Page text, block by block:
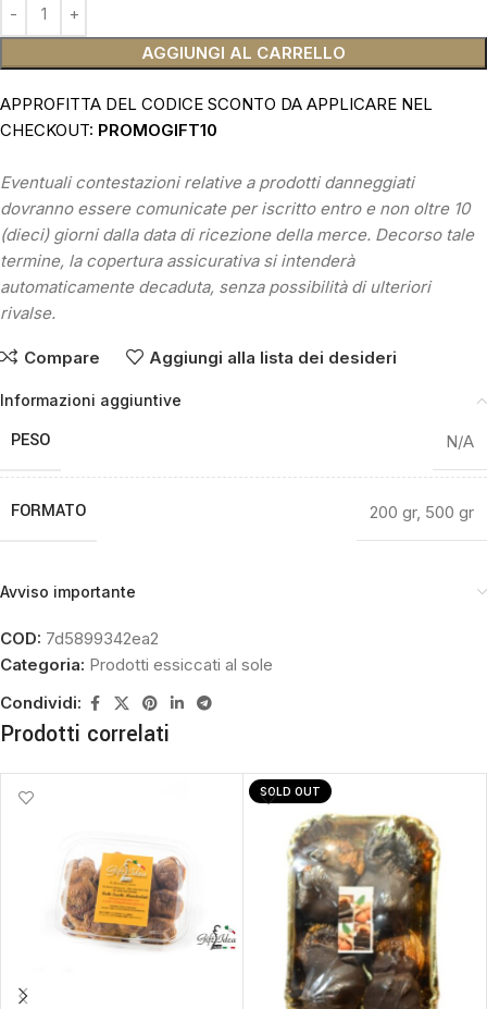
AGGIUNGI AL CARRELLO
APPROFITTA DEL CODICE SCONTO DA APPLICARE NEL
CHECKOUT: PROMOGIFT10
Eventuali contestazioni relative a prodotti danneggiati
dovranno essere comunicate per iscritto entro e non oltre 10
(dieci) giorni dalla data di ricezione della merce. Decorso tale
termine, la copertura assicurativa si intenderà
automaticamente decaduta, senza possibilità di ulteriori
rivalse.
Compare Aggiungi alla lista dei desideri
Informazioni aggiuntive
PESO N/A
FORMATO 200 gr, 500 gr
Avviso importante
COD: 7d5899342ea2
Categoria: Prodotti essiccati al sole
Condividi:
Prodotti correlati
SOLD OUT